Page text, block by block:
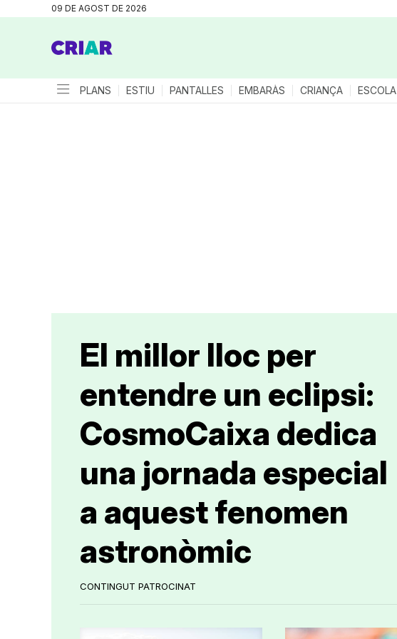
09 DE AGOST DE 2026
PLANS ESTIU PANTALLES EMBARÀS CRIANÇA ESCOLA
CONTINGUT PATROCINAT
El millor lloc per
entendre un eclipsi:
CosmoCaixa dedica
una jornada especial
a aquest fenomen
astronòmic